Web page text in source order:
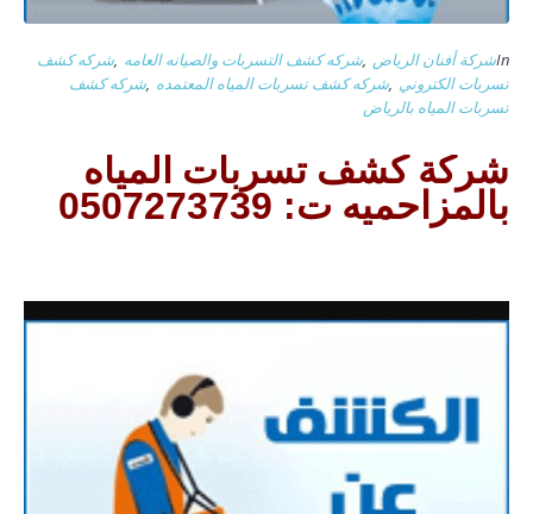
Inشركة أفنان الرياض ,شركه كشف التسربات والصيانه العامه ,شركه كشف
تسربات الكتروني ,شركه كشف تسربات المياه المعتمده ,شركه كشف
تسربات المياه بالرياض
شركة كشف تسربات المياه
بالمزاحميه ت: 0507273739